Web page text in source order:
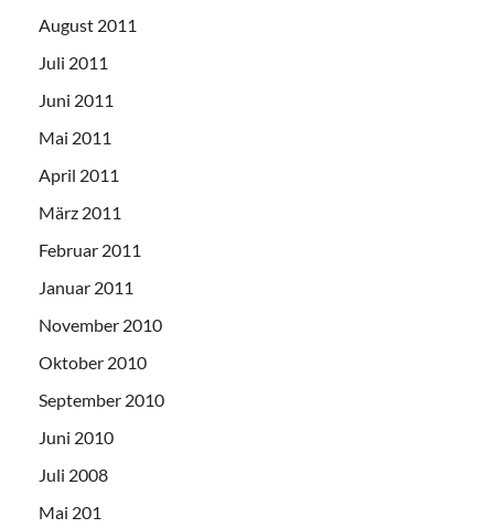
August 2011
Juli 2011
Juni 2011
Mai 2011
April 2011
März 2011
Februar 2011
Januar 2011
November 2010
Oktober 2010
September 2010
Juni 2010
Juli 2008
Mai 201